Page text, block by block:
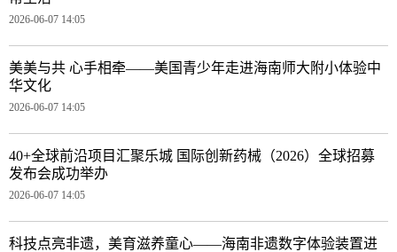
2026-06-07 14:05
美美与共 心手相牵——美国青少年走进海南师大附小体验中
华文化
2026-06-07 14:05
40+全球前沿项目汇聚乐城 国际创新药械（2026）全球招募
发布会成功举办
2026-06-07 14:05
科技点亮非遗，美育滋养童心——海南非遗数字体验装置进